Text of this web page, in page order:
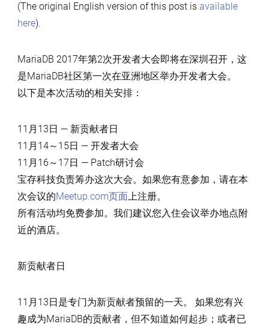
第
MariaDB
开
发
会
（深
圳，
中
国）
(The original English version of this post is available
here).
MariaDB 2017年第2次开发者大会即将在深圳召开，这
是MariaDB社区第一次在亚洲地区举办开发者大会。
以下是本次活动的相关安排：
11月13日 — 新贡献者日
11月14～15日 — 开发者大会
11月16～17日 — Patch研讨会
宝存科技负责筹办这次大会。如果您有意参加，请在本
次会议的Meetup.com页面上注册。
所有活动均免费参加。我们建议您入住会议举办地点附
近的酒店。
新贡献者日
11月13日是专门为新贡献者预留的一天。 如果您有兴
趣成为MariaDB的贡献者，但不知道如何起步；或者已